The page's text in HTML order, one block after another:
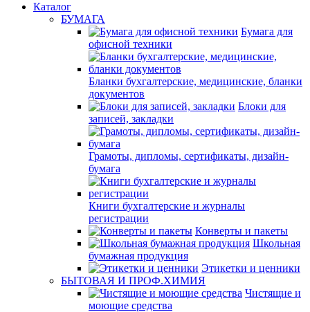
Каталог
БУМАГА
Бумага для
офисной техники
Бланки бухгалтерские, медицинские, бланки
документов
Блоки для
записей, закладки
Грамоты, дипломы, сертификаты, дизайн-
бумага
Книги бухгалтерские и журналы
регистрации
Конверты и пакеты
Школьная
бумажная продукция
Этикетки и ценники
БЫТОВАЯ И ПРОФ.ХИМИЯ
Чистящие и
моющие средства